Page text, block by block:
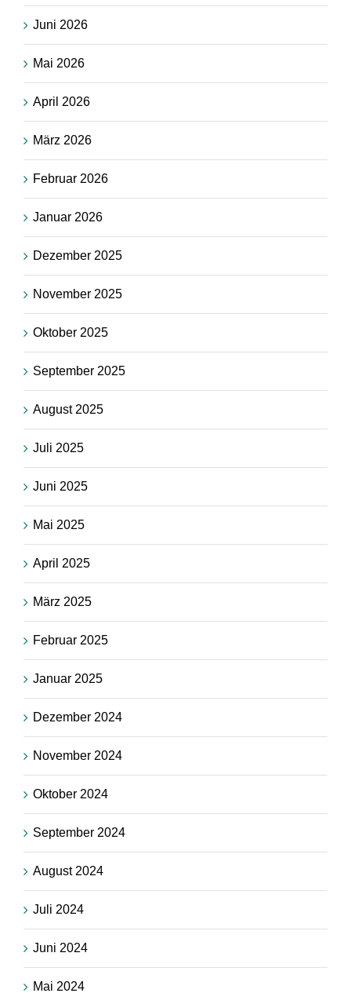
Juni 2026
Mai 2026
April 2026
März 2026
Februar 2026
Januar 2026
Dezember 2025
November 2025
Oktober 2025
September 2025
August 2025
Juli 2025
Juni 2025
Mai 2025
April 2025
März 2025
Februar 2025
Januar 2025
Dezember 2024
November 2024
Oktober 2024
September 2024
August 2024
Juli 2024
Juni 2024
Mai 2024